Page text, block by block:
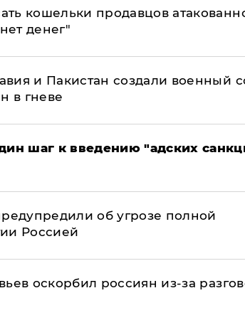
кошельки продавцов
денег"
и Пакистан создали военный
в гневе
шаг к введению "адских
об угрозе полной
Россией
оскорбил россиян из-за